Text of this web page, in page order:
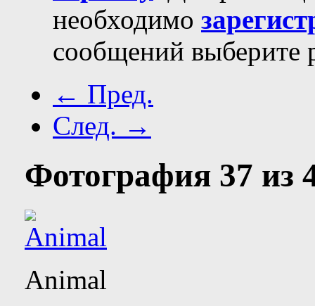
необходимо
сообщений выберите
← Пред.
След. →
Фотография 37 из
Animal